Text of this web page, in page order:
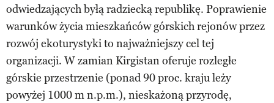
odwiedzających byłą radziecką republikę. Poprawienie
warunków życia mieszkańców górskich rejonów przez
rozwój ekoturystyki to najważniejszy cel tej
organizacji. W zamian Kirgistan oferuje rozległe
górskie przestrzenie (ponad 90 proc. kraju leży
powyżej 1000 m n.p.m.), nieskażoną przyrodę,